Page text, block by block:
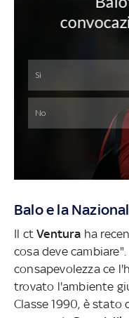
Balo e la
Il ctVentura ha
cosa deve
consapevolezza ce
trovato l'ambiente
Classe 1990, è